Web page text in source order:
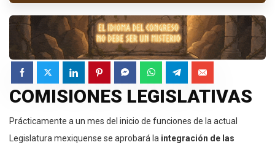
COMISIONES LEGISLATIVAS
Prácticamente a un mes del inicio de funciones de la actual
Legislatura mexiquense se aprobará la integración de las